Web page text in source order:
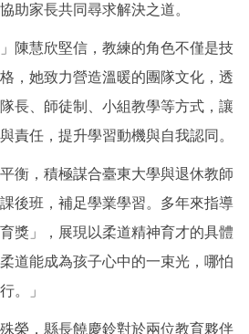
助家長共同尋求解決之道。
陳慧欣堅信，教練的角色不僅是技
，她致力營造溫暖的團隊文化，透
長、師徒制、小組教學等方式，讓
責任，提升學習動機與自我認同。
衡，積極謀合臺東大學與退休教師
後班，補足學業學習。多年來指導
獎」，展現以柔道精神育才的具體
道能成為孩子心中的一束光，哪怕
。」
榮，縣長饒慶鈴對於兩位教育夥伴